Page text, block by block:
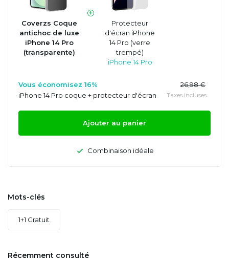
Coverzs Coque
antichoc de luxe
iPhone 14 Pro
(transparente)
Protecteur
d'écran iPhone
14 Pro (verre
trempé)
iPhone 14 Pro
Vous économisez 16%
26,98 €
iPhone 14 Pro coque + protecteur d'écran
Taxes incluses
Ajouter au panier
Combinaison idéale
Mots-clés
1+1 Gratuit
Récemment consulté